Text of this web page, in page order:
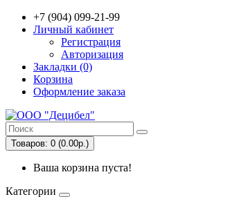
+7 (904) 099-21-99
Личный кабинет
Регистрация
Авторизация
Закладки (0)
Корзина
Оформление заказа
Товаров: 0 (0.00р.)
Ваша корзина пуста!
Категории